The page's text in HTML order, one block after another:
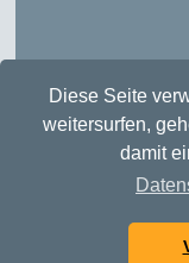
Diese Seite
weitersurfen,
damit